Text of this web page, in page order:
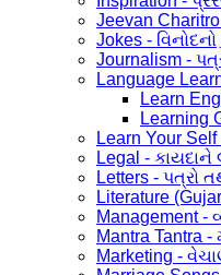
Jeevan
Jokes -
Journalism -
Language
Learn
Learning
Learn Your
Legal - કાયદાને
Letters - પત્રો
Literature
Management -
Mantra Tantra
Marketing -